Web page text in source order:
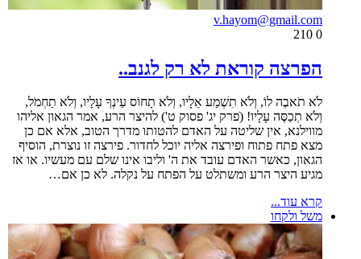
v.hayom@gmail.com
0
הפרצה קוראת לא רק לגנב..
לֹא תֹאבֶה לוֹ, וְלֹא תִשְׁמַע אֵלָיו, וְלֹא תָחוֹס עֵינְךָ עָלָיו, וְלֹא תַחְמֹל,
וְלֹא תְכַסֶּה עָלָיו! (ֹפרק יג' פסוק ט') להיצר הרע, אמר הגאון אליהו
מווילנא, אין שליטה על האדם להטותו מדרך הטוב, אלא אם כן
מצא פתח פתוח ופירצה אליה יוכל לחדור. פירצה זו נוצרת, הוסיף
הגאון, כאשר האדם עובד את ה' וליבו אינו שלם עם מעשיו. או אז
מגיע היצר הרע ומשתלט על הפתח על נקלה. לא כן אם…
קרא עוד...
משל ולקחו